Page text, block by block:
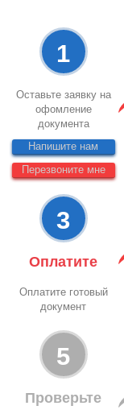
1
Оставьте заявку на
офомление
документа
Напишите нам
Перезвоните мне
3
Оплатите
Оплатите готовый
документ
5
Проверьте